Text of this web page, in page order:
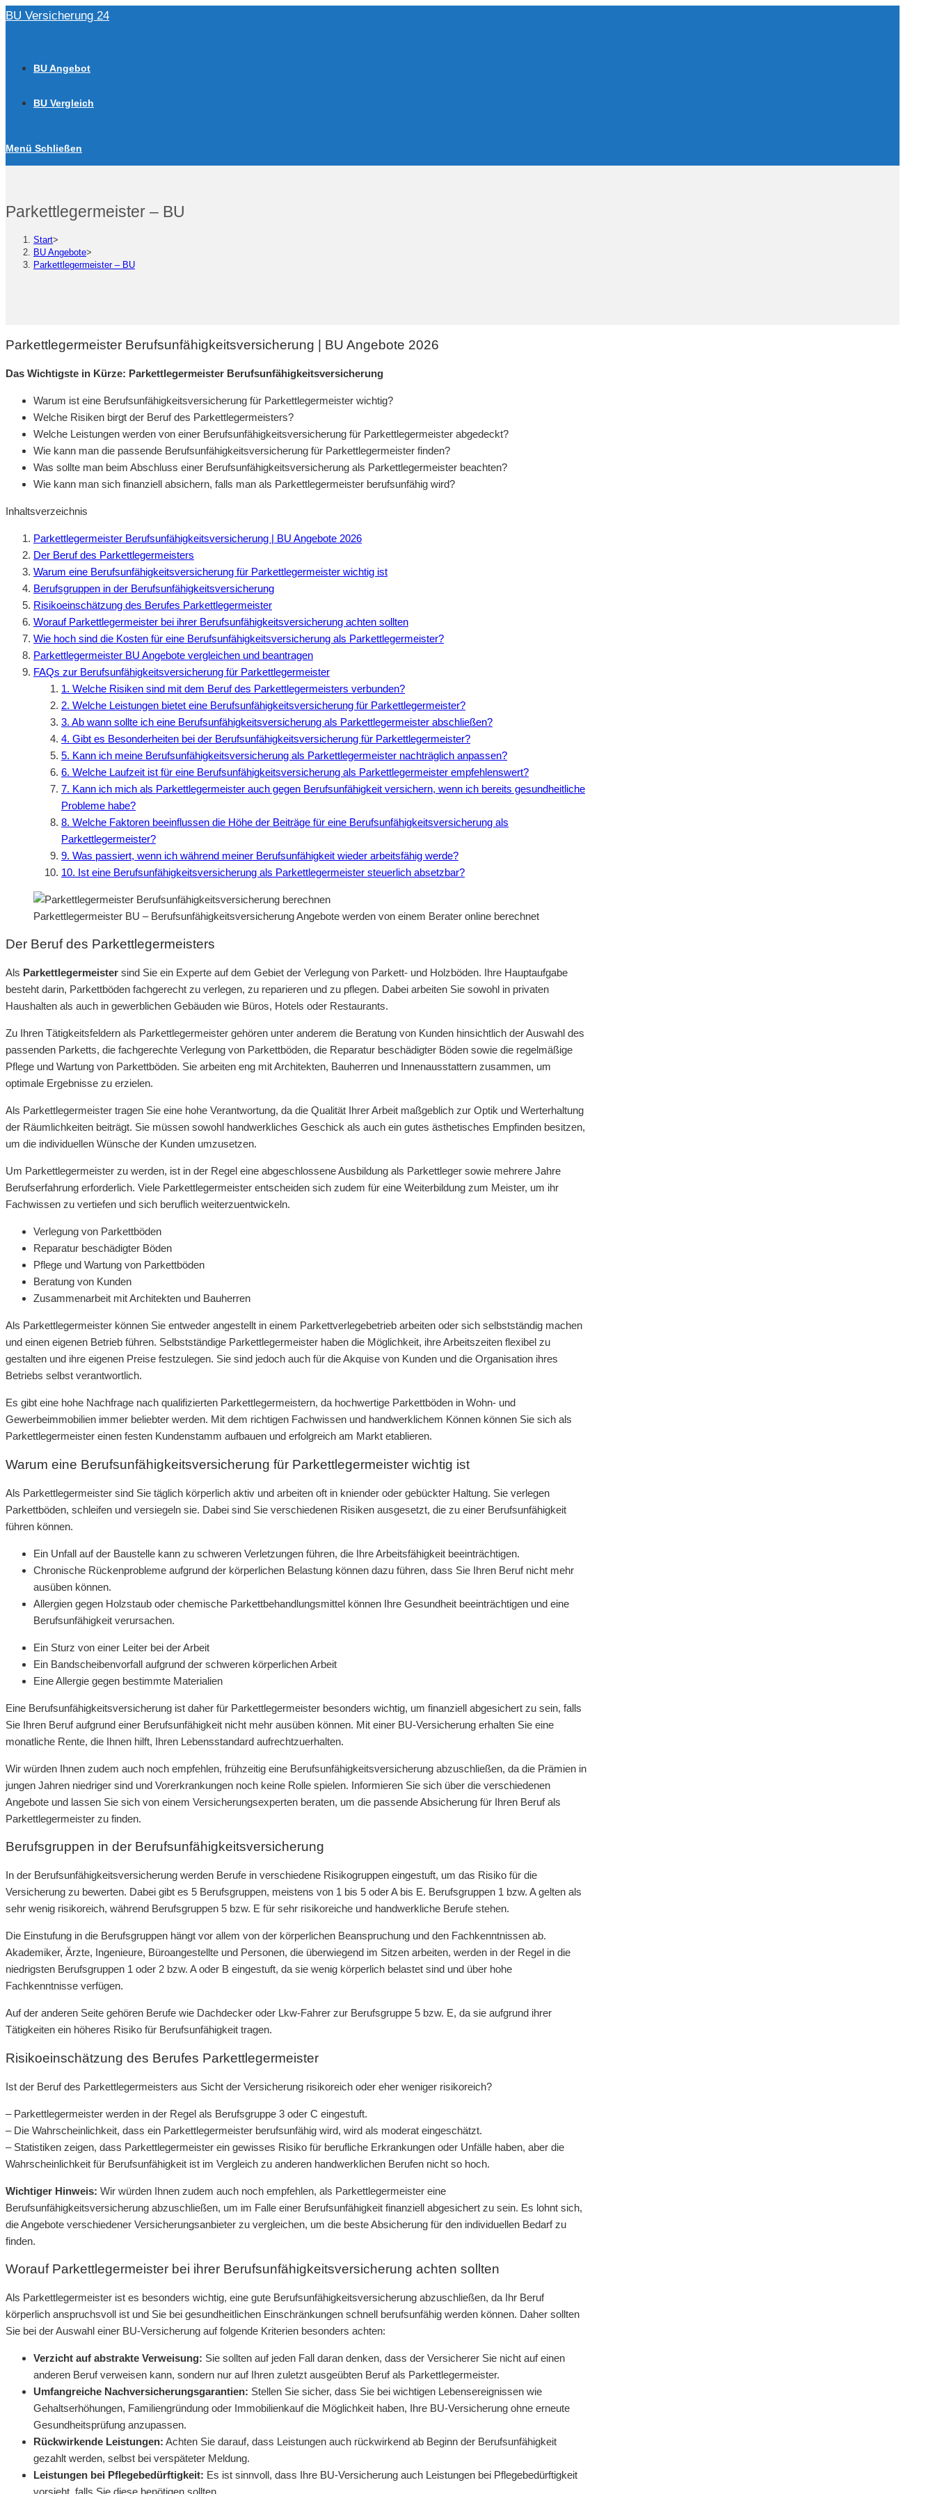
Zum
BU Versicherung 24
BU Angebot
BU Vergleich
Menü Schließen
Parkettlegermeister – BU
Start>
BU Angebote>
Parkettlegermeister – BU
Parkettlegermeister Berufsunfähigkeitsversicherung | BU Angebote 2026
Das Wichtigste in Kürze: Parkettlegermeister Berufsunfähigkeitsversicherung
Warum ist eine Berufsunfähigkeitsversicherung für Parkettlegermeister wichtig?
Welche Risiken birgt der Beruf des Parkettlegermeisters?
Welche Leistungen werden von einer Berufsunfähigkeitsversicherung für Parkettlegermeister abgedeckt?
Wie kann man die passende Berufsunfähigkeitsversicherung für Parkettlegermeister finden?
Was sollte man beim Abschluss einer Berufsunfähigkeitsversicherung als Parkettlegermeister beachten?
Wie kann man sich finanziell absichern, falls man als Parkettlegermeister berufsunfähig wird?
Inhaltsverzeichnis
Parkettlegermeister Berufsunfähigkeitsversicherung | BU Angebote 2026
Der Beruf des Parkettlegermeisters
Warum eine Berufsunfähigkeitsversicherung für Parkettlegermeister wichtig ist
Berufsgruppen in der Berufsunfähigkeitsversicherung
Risikoeinschätzung des Berufes Parkettlegermeister
Worauf Parkettlegermeister bei ihrer Berufsunfähigkeitsversicherung achten sollten
Wie hoch sind die Kosten für eine Berufsunfähigkeitsversicherung als Parkettlegermeister?
Parkettlegermeister BU Angebote vergleichen und beantragen
FAQs zur Berufsunfähigkeitsversicherung für Parkettlegermeister
1. Welche Risiken sind mit dem Beruf des Parkettlegermeisters verbunden?
2. Welche Leistungen bietet eine Berufsunfähigkeitsversicherung für Parkettlegermeister?
3. Ab wann sollte ich eine Berufsunfähigkeitsversicherung als Parkettlegermeister abschließen?
4. Gibt es Besonderheiten bei der Berufsunfähigkeitsversicherung für Parkettlegermeister?
5. Kann ich meine Berufsunfähigkeitsversicherung als Parkettlegermeister nachträglich anpassen?
6. Welche Laufzeit ist für eine Berufsunfähigkeitsversicherung als Parkettlegermeister empfehlenswert?
7. Kann ich mich als Parkettlegermeister auch gegen Berufsunfähigkeit versichern, wenn ich bereits gesundheitliche
Probleme habe?
8. Welche Faktoren beeinflussen die Höhe der Beiträge für eine Berufsunfähigkeitsversicherung als
Parkettlegermeister?
9. Was passiert, wenn ich während meiner Berufsunfähigkeit wieder arbeitsfähig werde?
10. Ist eine Berufsunfähigkeitsversicherung als Parkettlegermeister steuerlich absetzbar?
Parkettlegermeister BU – Berufsunfähigkeitsversicherung Angebote werden von einem Berater online berechnet
Der Beruf des Parkettlegermeisters
Als Parkettlegermeister sind Sie ein Experte auf dem Gebiet der Verlegung von Parkett- und Holzböden. Ihre Hauptaufgabe
besteht darin, Parkettböden fachgerecht zu verlegen, zu reparieren und zu pflegen. Dabei arbeiten Sie sowohl in privaten
Haushalten als auch in gewerblichen Gebäuden wie Büros, Hotels oder Restaurants.
Zu Ihren Tätigkeitsfeldern als Parkettlegermeister gehören unter anderem die Beratung von Kunden hinsichtlich der Auswahl des
passenden Parketts, die fachgerechte Verlegung von Parkettböden, die Reparatur beschädigter Böden sowie die regelmäßige
Pflege und Wartung von Parkettböden. Sie arbeiten eng mit Architekten, Bauherren und Innenausstattern zusammen, um
optimale Ergebnisse zu erzielen.
Als Parkettlegermeister tragen Sie eine hohe Verantwortung, da die Qualität Ihrer Arbeit maßgeblich zur Optik und Werterhaltung
der Räumlichkeiten beiträgt. Sie müssen sowohl handwerkliches Geschick als auch ein gutes ästhetisches Empfinden besitzen,
um die individuellen Wünsche der Kunden umzusetzen.
Um Parkettlegermeister zu werden, ist in der Regel eine abgeschlossene Ausbildung als Parkettleger sowie mehrere Jahre
Berufserfahrung erforderlich. Viele Parkettlegermeister entscheiden sich zudem für eine Weiterbildung zum Meister, um ihr
Fachwissen zu vertiefen und sich beruflich weiterzuentwickeln.
Verlegung von Parkettböden
Reparatur beschädigter Böden
Pflege und Wartung von Parkettböden
Beratung von Kunden
Zusammenarbeit mit Architekten und Bauherren
Als Parkettlegermeister können Sie entweder angestellt in einem Parkettverlegebetrieb arbeiten oder sich selbstständig machen
und einen eigenen Betrieb führen. Selbstständige Parkettlegermeister haben die Möglichkeit, ihre Arbeitszeiten flexibel zu
gestalten und ihre eigenen Preise festzulegen. Sie sind jedoch auch für die Akquise von Kunden und die Organisation ihres
Betriebs selbst verantwortlich.
Es gibt eine hohe Nachfrage nach qualifizierten Parkettlegermeistern, da hochwertige Parkettböden in Wohn- und
Gewerbeimmobilien immer beliebter werden. Mit dem richtigen Fachwissen und handwerklichem Können können Sie sich als
Parkettlegermeister einen festen Kundenstamm aufbauen und erfolgreich am Markt etablieren.
Warum eine Berufsunfähigkeitsversicherung für Parkettlegermeister wichtig ist
Als Parkettlegermeister sind Sie täglich körperlich aktiv und arbeiten oft in kniender oder gebückter Haltung. Sie verlegen
Parkettböden, schleifen und versiegeln sie. Dabei sind Sie verschiedenen Risiken ausgesetzt, die zu einer Berufsunfähigkeit
führen können.
Ein Unfall auf der Baustelle kann zu schweren Verletzungen führen, die Ihre Arbeitsfähigkeit beeinträchtigen.
Chronische Rückenprobleme aufgrund der körperlichen Belastung können dazu führen, dass Sie Ihren Beruf nicht mehr
ausüben können.
Allergien gegen Holzstaub oder chemische Parkettbehandlungsmittel können Ihre Gesundheit beeinträchtigen und eine
Berufsunfähigkeit verursachen.
Ein Sturz von einer Leiter bei der Arbeit
Ein Bandscheibenvorfall aufgrund der schweren körperlichen Arbeit
Eine Allergie gegen bestimmte Materialien
Eine Berufsunfähigkeitsversicherung ist daher für Parkettlegermeister besonders wichtig, um finanziell abgesichert zu sein, falls
Sie Ihren Beruf aufgrund einer Berufsunfähigkeit nicht mehr ausüben können. Mit einer BU-Versicherung erhalten Sie eine
monatliche Rente, die Ihnen hilft, Ihren Lebensstandard aufrechtzuerhalten.
Wir würden Ihnen zudem auch noch empfehlen, frühzeitig eine Berufsunfähigkeitsversicherung abzuschließen, da die Prämien in
jungen Jahren niedriger sind und Vorerkrankungen noch keine Rolle spielen. Informieren Sie sich über die verschiedenen
Angebote und lassen Sie sich von einem Versicherungsexperten beraten, um die passende Absicherung für Ihren Beruf als
Parkettlegermeister zu finden.
Berufsgruppen in der Berufsunfähigkeitsversicherung
In der Berufsunfähigkeitsversicherung werden Berufe in verschiedene Risikogruppen eingestuft, um das Risiko für die
Versicherung zu bewerten. Dabei gibt es 5 Berufsgruppen, meistens von 1 bis 5 oder A bis E. Berufsgruppen 1 bzw. A gelten als
sehr wenig risikoreich, während Berufsgruppen 5 bzw. E für sehr risikoreiche und handwerkliche Berufe stehen.
Die Einstufung in die Berufsgruppen hängt vor allem von der körperlichen Beanspruchung und den Fachkenntnissen ab.
Akademiker, Ärzte, Ingenieure, Büroangestellte und Personen, die überwiegend im Sitzen arbeiten, werden in der Regel in die
niedrigsten Berufsgruppen 1 oder 2 bzw. A oder B eingestuft, da sie wenig körperlich belastet sind und über hohe
Fachkenntnisse verfügen.
Auf der anderen Seite gehören Berufe wie Dachdecker oder Lkw-Fahrer zur Berufsgruppe 5 bzw. E, da sie aufgrund ihrer
Tätigkeiten ein höheres Risiko für Berufsunfähigkeit tragen.
Risikoeinschätzung des Berufes Parkettlegermeister
Ist der Beruf des Parkettlegermeisters aus Sicht der Versicherung risikoreich oder eher weniger risikoreich?
– Parkettlegermeister werden in der Regel als Berufsgruppe 3 oder C eingestuft.
– Die Wahrscheinlichkeit, dass ein Parkettlegermeister berufsunfähig wird, wird als moderat eingeschätzt.
– Statistiken zeigen, dass Parkettlegermeister ein gewisses Risiko für berufliche Erkrankungen oder Unfälle haben, aber die
Wahrscheinlichkeit für Berufsunfähigkeit ist im Vergleich zu anderen handwerklichen Berufen nicht so hoch.
Wichtiger Hinweis: Wir würden Ihnen zudem auch noch empfehlen, als Parkettlegermeister eine
Berufsunfähigkeitsversicherung abzuschließen, um im Falle einer Berufsunfähigkeit finanziell abgesichert zu sein. Es lohnt sich,
die Angebote verschiedener Versicherungsanbieter zu vergleichen, um die beste Absicherung für den individuellen Bedarf zu
finden.
Worauf Parkettlegermeister bei ihrer Berufsunfähigkeitsversicherung achten sollten
Als Parkettlegermeister ist es besonders wichtig, eine gute Berufsunfähigkeitsversicherung abzuschließen, da Ihr Beruf
körperlich anspruchsvoll ist und Sie bei gesundheitlichen Einschränkungen schnell berufsunfähig werden können. Daher sollten
Sie bei der Auswahl einer BU-Versicherung auf folgende Kriterien besonders achten:
Verzicht auf abstrakte Verweisung: Sie sollten auf jeden Fall daran denken, dass der Versicherer Sie nicht auf einen
anderen Beruf verweisen kann, sondern nur auf Ihren zuletzt ausgeübten Beruf als Parkettlegermeister.
Umfangreiche Nachversicherungsgarantien: Stellen Sie sicher, dass Sie bei wichtigen Lebensereignissen wie
Gehaltserhöhungen, Familiengründung oder Immobilienkauf die Möglichkeit haben, Ihre BU-Versicherung ohne erneute
Gesundheitsprüfung anzupassen.
Rückwirkende Leistungen: Achten Sie darauf, dass Leistungen auch rückwirkend ab Beginn der Berufsunfähigkeit
gezahlt werden, selbst bei verspäteter Meldung.
Leistungen bei Pflegebedürftigkeit: Es ist sinnvoll, dass Ihre BU-Versicherung auch Leistungen bei Pflegebedürftigkeit